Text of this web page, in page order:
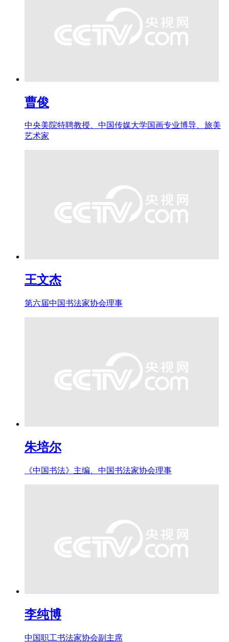
曹俊
中央美院特聘教授、中国传媒大学国画专业博导、旅美
艺术家
王文杰
第六届中国书法家协会理事
朱培尔
《中国书法》主编、中国书法家协会理事
李纯博
中国职工书法家协会副主席